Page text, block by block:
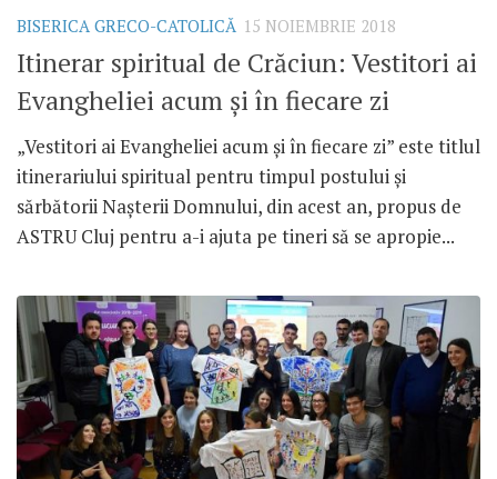
BISERICA GRECO-CATOLICĂ 15 NOIEMBRIE 2018
Itinerar spiritual de Crăciun: Vestitori ai
Evangheliei acum și în fiecare zi
„Vestitori ai Evangheliei acum și în fiecare zi” este titlul
itinerariului spiritual pentru timpul postului și
sărbătorii Nașterii Domnului, din acest an, propus de
ASTRU Cluj pentru a-i ajuta pe tineri să se apropie...